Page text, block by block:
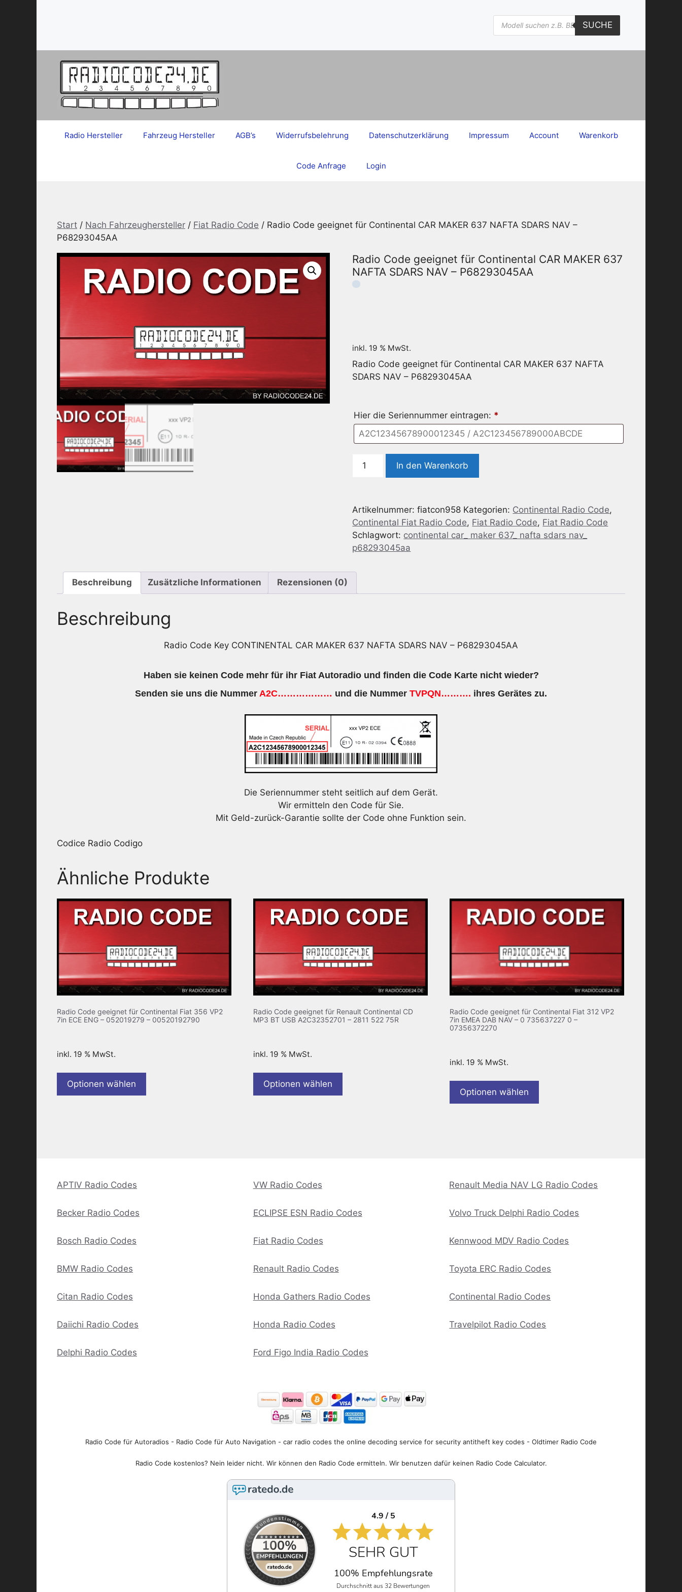
Products
search
SUCHE
Radio Hersteller Fahrzeug Hersteller AGB’s Widerrufsbelehrung Datenschutzerklärung Impressum Account Warenkorb
Code Anfrage Login
Start / Nach Fahrzeughersteller / Fiat Radio Code / Radio Code geeignet für Continental CAR MAKER 637 NAFTA SDARS NAV –
P68293045AA
Radio Code geeignet für Continental CAR MAKER 637
NAFTA SDARS NAV – P68293045AA
inkl. 19 % MwSt.
Radio Code geeignet für Continental CAR MAKER 637 NAFTA
SDARS NAV – P68293045AA
Hier die Seriennummer eintragen: *
Code
Continental
CAR
MAKER
637
SDARS
In den Warenkorb
Artikelnummer:fiatcon958 Kategorien: Continental Radio Code,
Continental Fiat Radio Code, Fiat Radio Code, Fiat Radio Code
Schlagwort: continental car_ maker 637_ nafta sdars nav_
p68293045aa
Beschreibung Zusätzliche Informationen Rezensionen (0)
Beschreibung
Radio Code Key CONTINENTAL CAR MAKER 637 NAFTA SDARS NAV – P68293045AA
Haben sie keinen Code mehr für ihr Fiat Autoradio und finden die Code Karte nicht wieder?
Senden sie uns die Nummer A2C……………… und die Nummer TVPQN………. ihres Gerätes zu.
Die Seriennummer steht seitlich auf dem Gerät.
Wir ermitteln den Code für Sie.
Mit Geld-zurück-Garantie sollte der Code ohne Funktion sein.
Codice Radio Codigo
Ähnliche Produkte
Radio Code geeignet für Continental Fiat 356 VP2
7in ECE ENG – 052019279 – 00520192790
inkl. 19 % MwSt.
Optionen wählen
Radio Code geeignet für Renault Continental CD
MP3 BT USB A2C32352701 – 2811 522 75R
inkl. 19 % MwSt.
Optionen wählen
Radio Code geeignet für Continental Fiat 312 VP2
7in EMEA DAB NAV – 0 735637227 0 –
07356372270
inkl. 19 % MwSt.
Optionen wählen
APTIV Radio Codes
Becker Radio Codes
Bosch Radio Codes
BMW Radio Codes
Citan Radio Codes
Daiichi Radio Codes
Delphi Radio Codes
VW Radio Codes
ECLIPSE ESN Radio Codes
Fiat Radio Codes
Renault Radio Codes
Honda Gathers Radio Codes
Honda Radio Codes
Ford Figo India Radio Codes
Renault Media NAV LG Radio Codes
Volvo Truck Delphi Radio Codes
Kennwood MDV Radio Codes
Toyota ERC Radio Codes
Continental Radio Codes
Travelpilot Radio Codes
Radio Code für Autoradios - Radio Code für Auto Navigation - car radio codes the online decoding service for security antitheft key codes - Oldtimer Radio Code
Radio Code kostenlos? Nein leider nicht. Wir können den Radio Code ermitteln. Wir benutzen dafür keinen Radio Code Calculator.
4.9 / 5
SEHR GUT
100% Empfehlungsrate
Durchschnitt aus 32 Bewertungen